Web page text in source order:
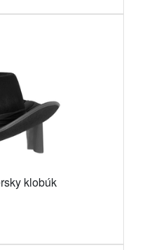
klobúk